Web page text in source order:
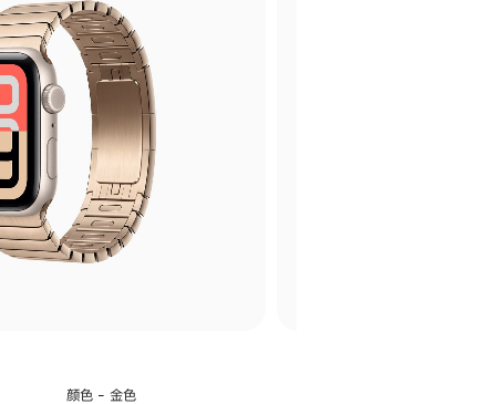
选
颜色 - 金色